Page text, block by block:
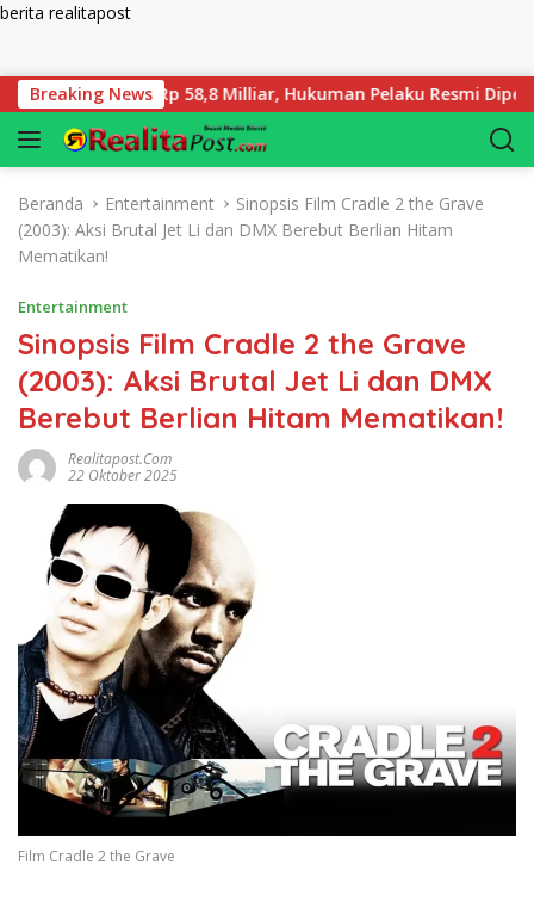
berita realitapost
Breaking News
Rugi Rp 58,8 Milliar, Hukuman Pelaku Resmi Diperberat!
Beranda Entertainment
Sinopsis Film Cradle 2 the Grave
(2003): Aksi Brutal Jet Li dan DMX Berebut Berlian Hitam
Mematikan!
Entertainment
Sinopsis Film Cradle 2 the Grave
(2003): Aksi Brutal Jet Li dan DMX
Berebut Berlian Hitam Mematikan!
Realitapost.com
22 Oktober 2025
Film Cradle 2 the Grave